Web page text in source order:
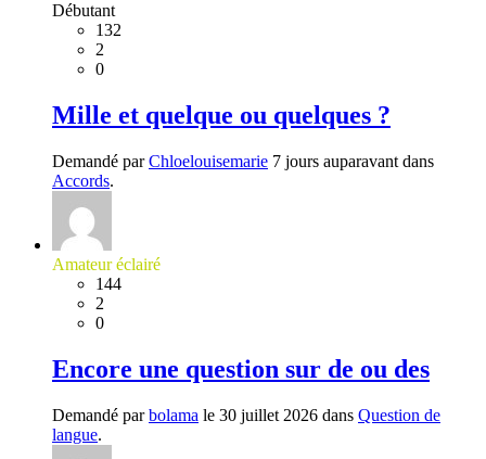
Débutant
132
2
0
Mille et quelque ou quelques ?
Demandé parChloelouisemarie 7 jours auparavant dans
Accords.
Amateur éclairé
144
2
0
Encore une question sur de ou des
Demandé parbolama le 30 juillet 2026 dans Question de
langue.